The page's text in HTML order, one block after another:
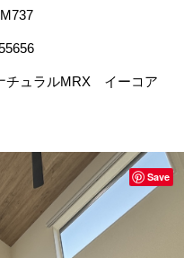
チュラルMRX イーコア
Save